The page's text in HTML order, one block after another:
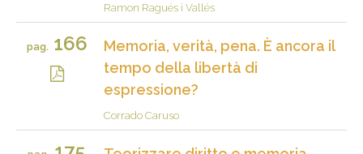
Ramon Ragués i Vallés
pag.166
Memoria, verità, pena. È ancora il
tempo della libertà di
espressione?
Corrado Caruso